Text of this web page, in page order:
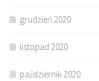
grudzień 2020
listopad 2020
październik 2020